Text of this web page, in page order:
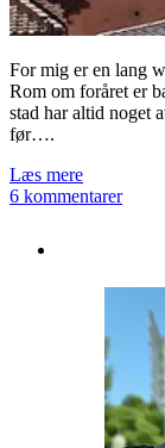
For mig er en lang
Rom om foråret er
stad har altid noget
før….
Læs mere
6 kommentarer